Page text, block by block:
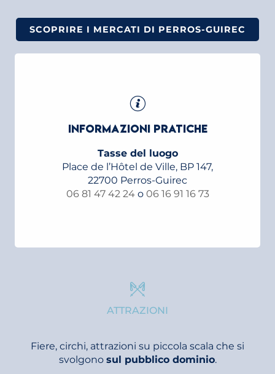
SCOPRIRE I MERCATI DI PERROS-GUIREC
INFORMAZIONI PRATICHE
Tasse del luogo
Place de l’Hôtel de Ville, BP 147,
22700 Perros-Guirec
06 81 47 42 24o 06 16 91 16 73
ATTRAZIONI
Fiere, circhi, attrazioni su piccola scala che si
svolgono sul pubblico dominio.